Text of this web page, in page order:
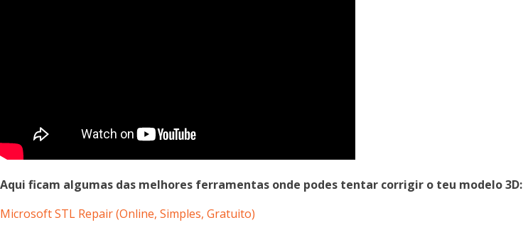
Aqui ficam algumas das melhores ferramentas onde podes tentar corrigir o teu modelo 3D:
Microsoft STL Repair (Online, Simples, Gratuito)